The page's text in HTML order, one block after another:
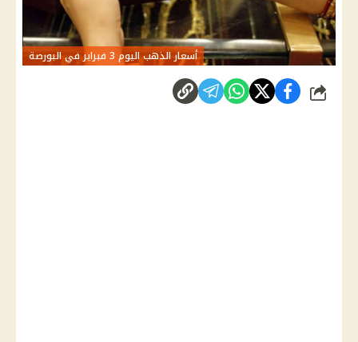
أسعار الذهب اليوم 3 فبراير في البورصة
شارك